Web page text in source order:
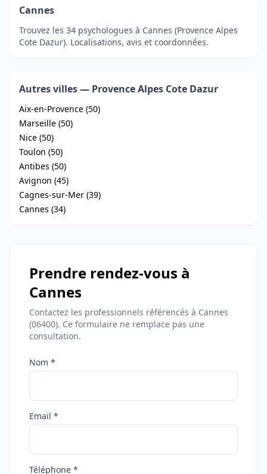
Cannes
Trouvez les 34 psychologues à Cannes (Provence Alpes
Cote Dazur). Localisations, avis et coordonnées.
Autres villes — Provence Alpes Cote Dazur
Aix-en-Provence (50)
Marseille (50)
Nice (50)
Toulon (50)
Antibes (50)
Avignon (45)
Cagnes-sur-Mer (39)
Cannes (34)
Prendre rendez-vous à
Cannes
Contactez les professionnels référencés à Cannes
(06400). Ce formulaire ne remplace pas une
consultation.
Nom *
Email *
Téléphone *